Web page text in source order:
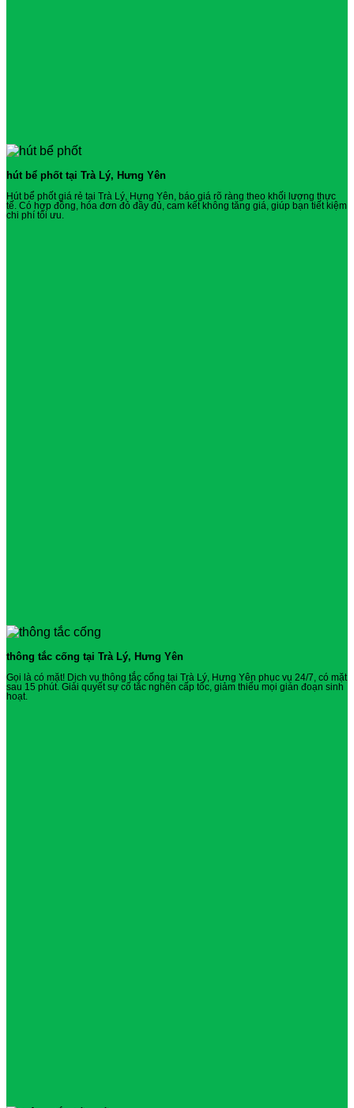
hút bể phốt tại Trà Lý, Hưng Yên
Hút bể phốt giá rẻ tại Trà Lý, Hưng Yên, báo giá rõ ràng theo khối lượng thực
tế. Có hợp đồng, hóa đơn đỏ đầy đủ, cam kết không tăng giá, giúp bạn tiết kiệm
chi phí tối ưu.
thông tắc cống tại Trà Lý, Hưng Yên
Gọi là có mặt! Dịch vụ thông tắc cống tại Trà Lý, Hưng Yên phục vụ 24/7, có mặt
sau 15 phút. Giải quyết sự cố tắc nghẽn cấp tốc, giảm thiểu mọi gián đoạn sinh
hoạt.